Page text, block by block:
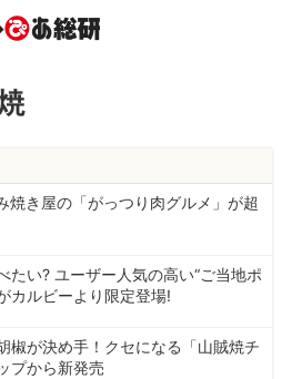
焼き屋の「がっつり肉グルメ」が超
たい? ユーザー人気の高い“ご当地ポ
カルビーより限定登場!
椒が決め手！クセになる「山賊焼チ
プから新発売